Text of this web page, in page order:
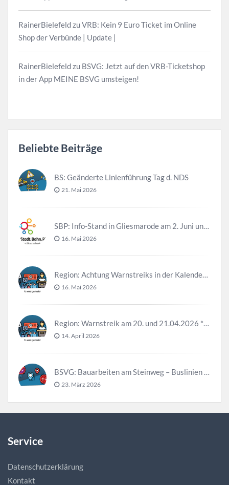
RainerBielefeldzuVRB: Kein 9 Euro Ticket im Online
Shop der Verbünde | Update |
RainerBielefeldzu BSVG: Jetzt auf den VRB-Ticketshop
in der App MEINE BSVG umsteigen!
Beliebte Beiträge
BS: Geänderte Linienführung Tag d. NDS
21. Mai 2026
SBP: Info-Stand in Gliesmarode am 2. Juni und 23. Juni
16. Mai 2026
Region: Achtung Warnstreiks in der Kalenderwoche 21
16. Mai 2026
Region: Warnstreik am 20. und 21.04.2026 *Update*
14. April 2026
BSVG: Bauarbeiten am Steinweg – Buslinien halten verändert
23. März 2026
Service
Datenschutzerklärung
Kontakt